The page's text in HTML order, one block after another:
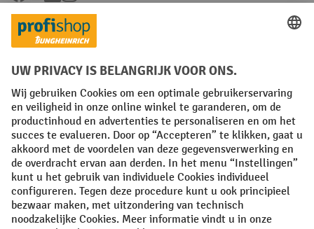
Talen
FR NL
Algemene verkoopvoorwaarden Copyright
Privacyverklaring Privacy-instellingen
All prices excl. VAT plusshipping costsand possible delivery charges,
if not stated otherwise.